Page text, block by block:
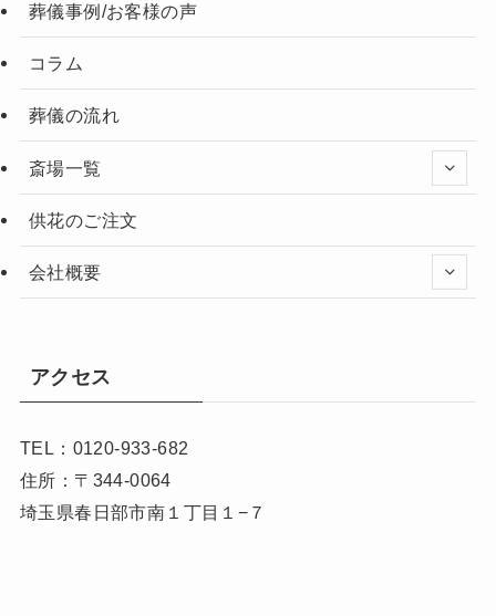
葬儀事例/お客様の声
コラム
葬儀の流れ
斎場一覧
供花のご注文
会社概要
アクセス
TEL：0120-933-682
住所：〒344-0064
埼玉県春日部市南１丁目１−７